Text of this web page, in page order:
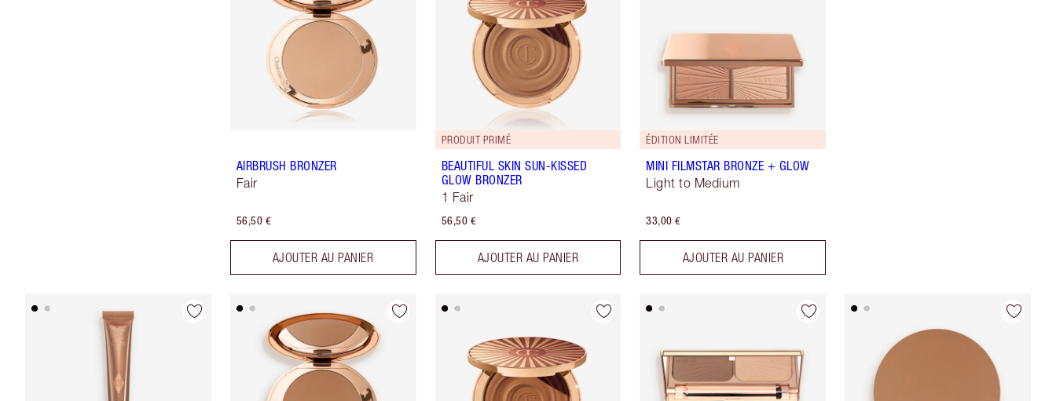
AIRBRUSH BRONZER
Fair
56,50 €
AJOUTER AU PANIER
PRODUIT PRIMÉ
BEAUTIFUL SKIN SUN-KISSED
GLOW BRONZER
1 Fair
56,50 €
AJOUTER AU PANIER
ÉDITION LIMITÉE
MINI FILMSTAR BRONZE + GLOW
Light to Medium
33,00 €
AJOUTER AU PANIER